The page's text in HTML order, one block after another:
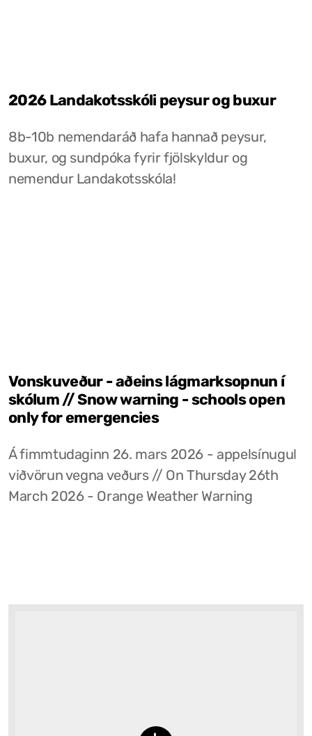
2026 Landakotsskóli peysur og buxur
8b-10b nemendaráð hafa hannað peysur,
buxur, og sundpóka fyrir fjölskyldur og
nemendur Landakotsskóla!
Vonskuveður - aðeins lágmarksopnun í
skólum // Snow warning - schools open
only for emergencies
Á fimmtudaginn 26. mars 2026 - appelsínugul
viðvörun vegna veðurs // On Thursday 26th
March 2026 - Orange Weather Warning